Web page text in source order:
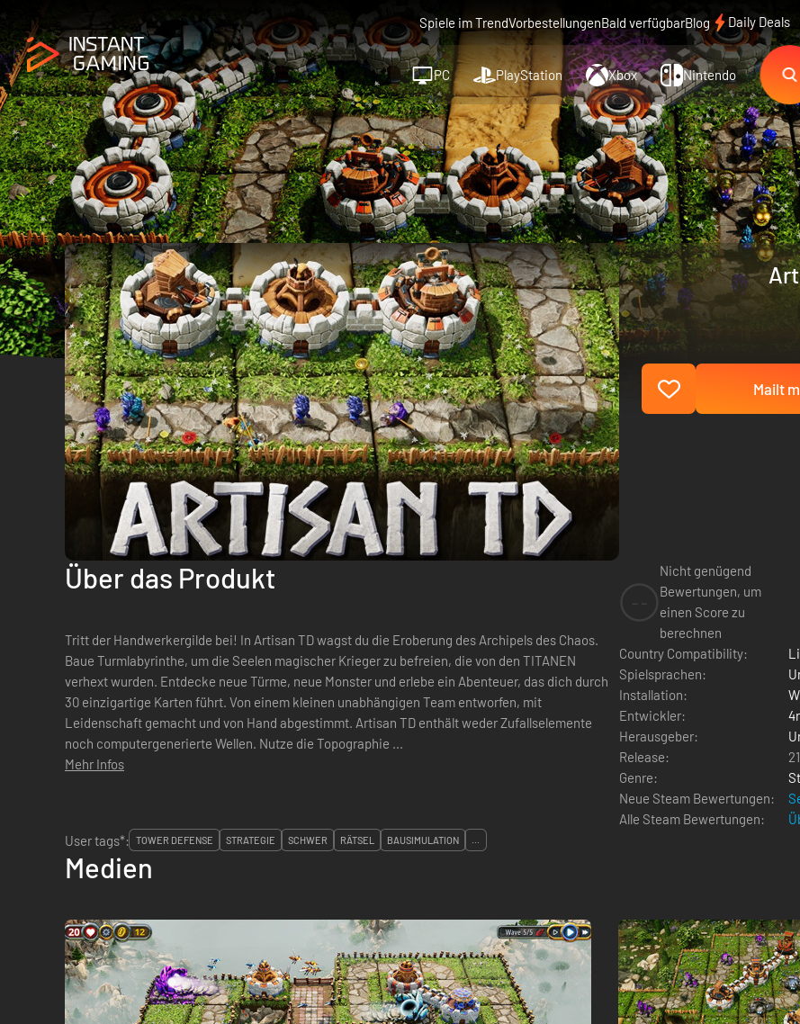
Spiele im TrendVorbestellungenBald verfügbarBlog Daily Deals
PC PlayStation Xbox Nintendo
Mailt
Über das Produkt
Tritt der Handwerkergilde bei! In Artisan TD wagst du die Eroberung des Archipels des Chaos.
Baue Turmlabyrinthe, um die Seelen magischer Krieger zu befreien, die von den TITANEN
verhext wurden. Entdecke neue Türme, neue Monster und erlebe ein Abenteuer, das dich durch
30 einzigartige Karten führt. Von einem kleinen unabhängigen Team entworfen, mit
Leidenschaft gemacht und von Hand abgestimmt. Artisan TD enthält weder Zufallselemente
noch computergenerierte Wellen. Nutze die Topographie ...
Mehr Infos
Nicht genügend
Bewertungen, um
einen Score zu
berechnen
Country Compatibility:
Spielsprachen:
Installation:
Entwickler:
Herausgeber:
Release:
Genre:
Neue Steam Bewertungen:
Alle Steam Bewertungen:
User tags*:
TOWER DEFENSE STRATEGIE SCHWER RÄTSEL BAUSIMULATION ...
Medien